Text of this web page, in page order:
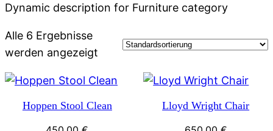
Dynamic description for Furniture category
Alle 6 Ergebnisse
werden angezeigt
Hoppen Stool Clean
Lloyd Wright Chair